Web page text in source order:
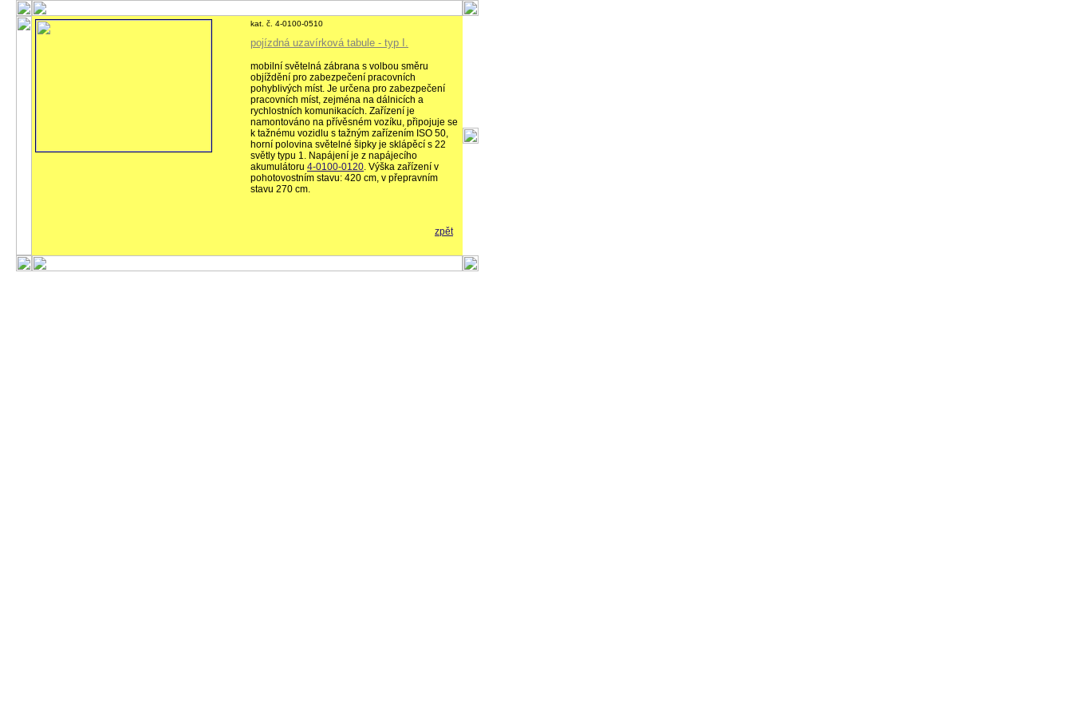
kat. č. 4-0100-0510
pojízdná uzavírková tabule - typ I.
mobilní světelná zábrana s volbou směru
objíždění pro zabezpečení pracovních
pohyblivých míst. Je určena pro zabezpečení
pracovních míst, zejména na dálnicích a
rychlostních komunikacích. Zařízení je
namontováno na přívěsném vozíku, připojuje se
k tažnému vozidlu s tažným zařízením ISO 50,
horní polovina světelné šipky je sklápěcí s 22
světly typu 1. Napájení je z napájecího
akumulátoru 4-0100-0120. Výška zařízení v
pohotovostním stavu: 420 cm, v přepravním
stavu 270 cm.
zpět